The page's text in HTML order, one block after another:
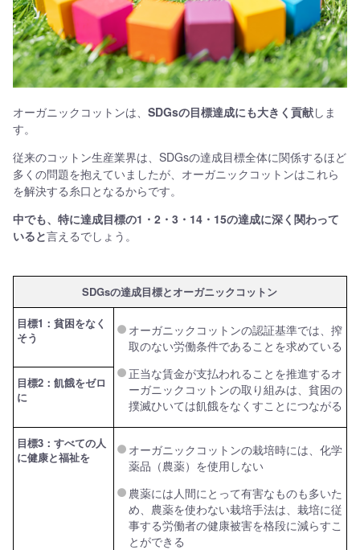
オーガニックコットンは、 SDGsの目標達成にも大きく貢献しま
す。
従来のコットン生産業界は、SDGsの達成目標全体に関係するほど
多くの問題を抱えていましたが、オーガニックコットンはこれら
を解決する糸口となるからです。
中でも、特に達成目標の1・2・3・14・15の達成に深く関わって
いると言えるでしょう。
SDGsの達成目標とオーガニックコットン
目標1：貧困をなく
そう
オーガニックコットンの認証基準では、搾
取のない労働条件であることを求めている
正当な賃金が支払われることを推進するオ
ーガニックコットンの取り組みは、貧困の
撲滅ひいては飢餓をなくすことにつながる
目標2：飢餓をゼロ
に
目標3：すべての人
に健康と福祉を
オーガニックコットンの栽培時には、化学
薬品（農薬）を使用しない
農薬には人間にとって有害なものも多いた
め、農薬を使わない栽培手法は、栽培に従
事する労働者の健康被害を格段に減らすこ
とができる